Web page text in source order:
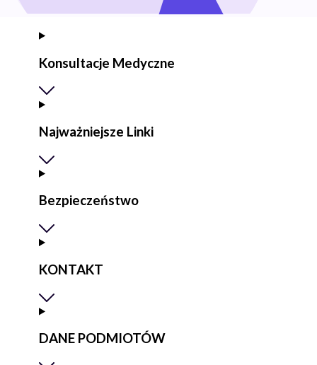
Konsultacje Medyczne
Najważniejsze Linki
Bezpieczeństwo
KONTAKT
DANE PODMIOTÓW